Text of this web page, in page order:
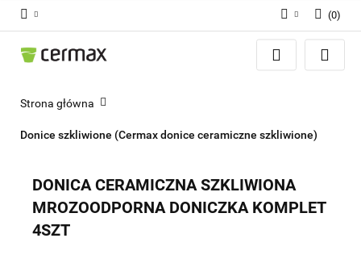
Zaloguj się
(0)
Strona główna
Donice szkliwione (Cermax donice ceramiczne szkliwione)
DONICA CERAMICZNA SZKLIWIONA
MROZOODPORNA DONICZKA KOMPLET
4SZT